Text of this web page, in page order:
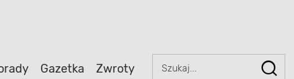
Gazetka Zwroty